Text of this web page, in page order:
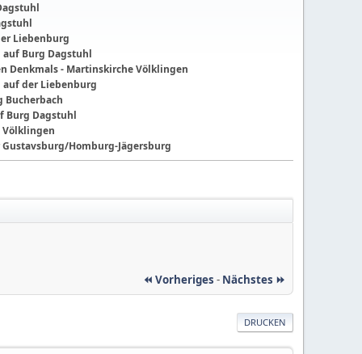
Liebenburg
Burg Dagstuhl
Denkmals - Martinskirche Völklingen
auf der Liebenburg
Bucherbach
Burg Dagstuhl
Völklingen
Homburg-Jägersburg
⏪ Vorheriges - Nächstes ⏩
DRUCKEN